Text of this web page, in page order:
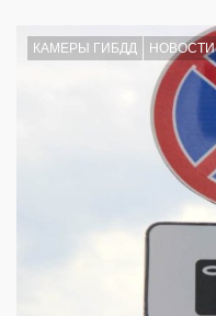
КАМЕРЫ ГИБДД НОВОСТИ